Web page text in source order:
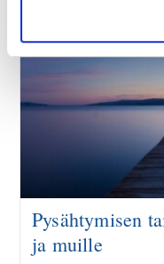
Pysähtymisen
ja muille